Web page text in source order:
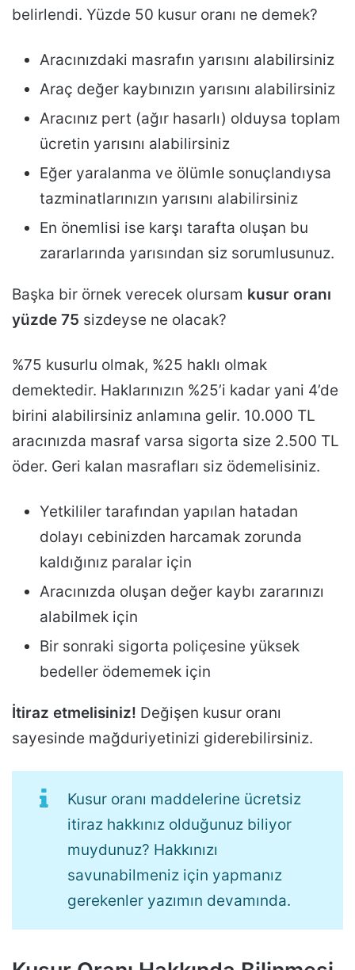
belirlendi. Yüzde 50 kusur oranı ne demek?
Aracınızdaki masrafın yarısını alabilirsiniz
Araç değer kaybınızın yarısını alabilirsiniz
Aracınız pert (ağır hasarlı) olduysa toplam
ücretin yarısını alabilirsiniz
Eğer yaralanma ve ölümle sonuçlandıysa
tazminatlarınızın yarısını alabilirsiniz
En önemlisi ise karşı tarafta oluşan bu
zararlarında yarısından siz sorumlusunuz.
Başka bir örnek verecek olursam kusur oranı
yüzde 75 sizdeyse ne olacak?
%75 kusurlu olmak, %25 haklı olmak
demektedir. Haklarınızın %25’i kadar yani 4’de
birini alabilirsiniz anlamına gelir. 10.000 TL
aracınızda masraf varsa sigorta size 2.500 TL
öder. Geri kalan masrafları siz ödemelisiniz.
Yetkililer tarafından yapılan hatadan
dolayı cebinizden harcamak zorunda
kaldığınız paralar için
Aracınızda oluşan değer kaybı zararınızı
alabilmek için
Bir sonraki sigorta poliçesine yüksek
bedeller ödememek için
İtiraz etmelisiniz! Değişen kusur oranı
sayesinde mağduriyetinizi giderebilirsiniz.
Kusur oranı maddelerine ücretsiz
itiraz hakkınız olduğunuz biliyor
muydunuz? Hakkınızı
savunabilmeniz için yapmanız
gerekenler yazımın devamında.